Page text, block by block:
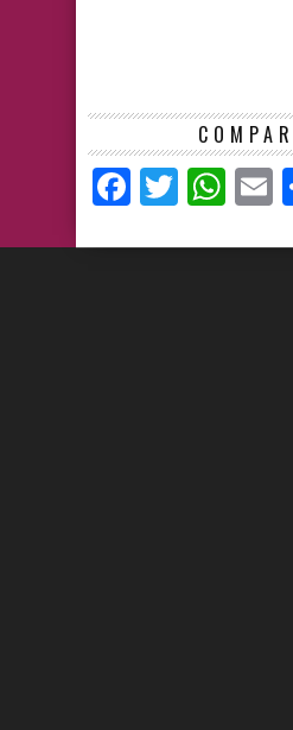
Twitter